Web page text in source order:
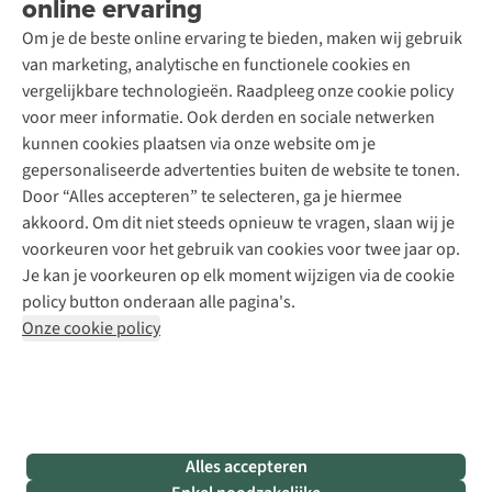
online ervaring
Om je de beste online ervaring te bieden, maken wij gebruik
van marketing, analytische en functionele cookies en
vergelijkbare technologieën. Raadpleeg onze cookie policy
voor meer informatie. Ook derden en sociale netwerken
kunnen cookies plaatsen via onze website om je
gepersonaliseerde advertenties buiten de website te tonen.
Door “Alles accepteren” te selecteren, ga je hiermee
akkoord. Om dit niet steeds opnieuw te vragen, slaan wij je
voorkeuren voor het gebruik van cookies voor twee jaar op.
Je kan je voorkeuren op elk moment wijzigen via de cookie
policy button onderaan alle pagina's.
Onze cookie policy
Alles accepteren
Contact
Toegankelijkheidsverklaring
Schoenonderhoud
Schoenherstelling
Kledingherstelling
Retouches
Voor bedrijven
Explore Academy
Explore Camp
Gear Check
Inspiratie & advies
Meld je aan voor de nieuwsbrief
Follow us
Disclaimer Privacy Policy
Algemene voorwaarden
Cookie Policy